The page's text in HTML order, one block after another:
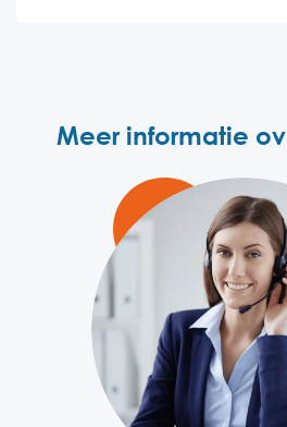
Meer informatie